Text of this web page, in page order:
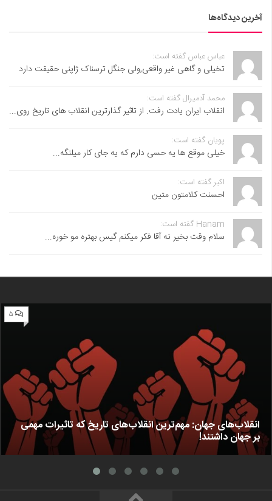
آخرین دیدگاه‌ها
عباس عباس گفته است:
تخیلی و گاهی غیر واقعی,ولی جنگل ترسناک ژاپنی حقیقت دارد
محمد آدمیرال گفته است:
انقلاب ایران یادت رفت. از تاثیر گذارترین انقلاب های تاریخ روی...
پویان گفته است:
خیلی موقع ها یه حسی دارم که یه جای کار میلنگه...
اکبر گفته است:
احسنت ‌کلامتون متین
Hanam گفته است:
سلام وقت بخیر نه آقا فکر میکنم گیس بهتره مو خوره...
۵
انقلاب‌های جهان: مهم‌ترین انقلاب‌های تاریخ که تاثیرات مهمی
بر جهان داشتند!